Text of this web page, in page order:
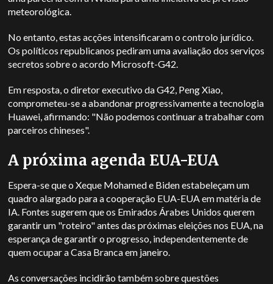
meteorológica.
No entanto, estas acções intensificaram o controlo jurídico.
Os políticos republicanos pediram uma avaliação dos serviços
secretos sobre o acordo Microsoft-G42.
Em resposta, o diretor executivo da G42, Peng Xiao,
comprometeu-se a abandonar progressivamente a tecnologia
Huawei, afirmando: "Não podemos continuar a trabalhar com
parceiros chineses".
A próxima agenda EUA-EUA
Espera-se que o Xeque Mohamed e Biden estabeleçam um
quadro alargado para a cooperação EUA-EUA em matéria de
IA. Fontes sugerem que os Emirados Árabes Unidos querem
garantir um "roteiro" antes das próximas eleições nos EUA, na
esperança de garantir o progresso, independentemente de
quem ocupar a Casa Branca em janeiro.
As conversações incidirão também sobre questões